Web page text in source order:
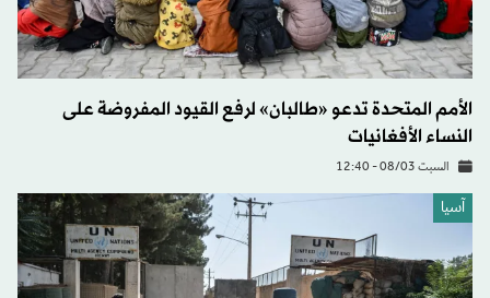
الأمم المتحدة تدعو «طالبان» لرفع القيود المفروضة على
النساء الأفغانيات
السبت 08/03 - 12:40
آسيا